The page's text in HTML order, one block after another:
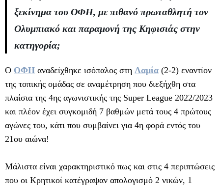
ξεκίνημα του ΟΦΗ, με πιθανό πρωταθλητή τον
Ολυμπιακό και παραμονή της Κηφισιάς στην
κατηγορία;
Ο ΟΦΗ αναδείχθηκε ισόπαλος στη Λαμία (2-2) εναντίον
της τοπικής ομάδας σε αναμέτρηση που διεξήχθη στα
πλαίσια της 4ης αγωνιστικής της Super League 2022/2023
και πλέον έχει συγκομιδή 7 βαθμών μετά τους 4 πρώτους
αγώνες του, κάτι που συμβαίνει για 4η φορά εντός του
21ου αιώνα!
Μάλιστα είναι χαρακτηριστικό πως και στις 4 περιπτώσεις
που οι Κρητικοί κατέγραψαν απολογισμό 2 νικών, 1